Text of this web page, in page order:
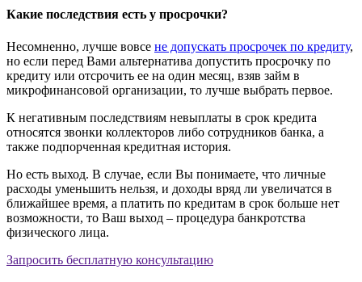
Какие последствия есть у просрочки?
Несомненно, лучше вовсе не допускать просрочек по кредиту,
но если перед Вами альтернатива допустить просрочку по
кредиту или отсрочить ее на один месяц, взяв займ в
микрофинансовой организации, то лучше выбрать первое.
К негативным последствиям невыплаты в срок кредита
относятся звонки коллекторов либо сотрудников банка, а
также подпорченная кредитная история.
Но есть выход. В случае, если Вы понимаете, что личные
расходы уменьшить нельзя, и доходы вряд ли увеличатся в
ближайшее время, а платить по кредитам в срок больше нет
возможности, то Ваш выход – процедура банкротства
физического лица.
Запросить бесплатную консультацию